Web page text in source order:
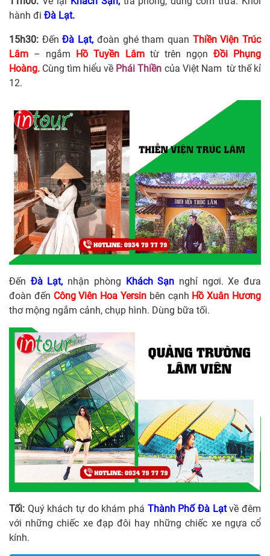
hành đi Đà Lạt.
15h30: ĐếnĐà Lạt, đoàn ghé tham quan Thiền Viện Trúc
Lâm – ngắm Hồ Tuyền Lâmtừ trên ngọn Đồi Phụng
Hoàng. Cùng tìm hiểu về Phái Thiền của Việt Nam từ thế kỉ
12.
Đến Đà Lạt, nhận phòng Khách Sạn nghỉ ngơi. Xe đưa
đoàn đến Công Viên Hoa Yersin bên cạnh Hồ Xuân Hương
thơ mộng ngắm cảnh, chụp hình. Dùng bữa tối.
Tối: Quý khách tự do khám phá Thành Phố Đà Lạtvề đêm
với những chiếc xe đạp đôi hay những chiếc xe ngựa cổ
kính.